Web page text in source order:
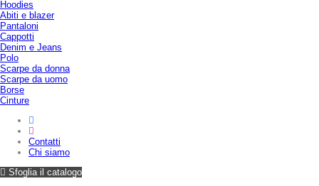
Hoodies
Abiti e blazer
Pantaloni
Cappotti
Denim e Jeans
Polo
Scarpe da donna
Scarpe da uomo
Borse
Cinture
Contatti
Chi siamo
Sfoglia il catalogo